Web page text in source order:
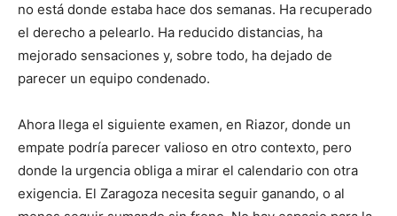
no está donde estaba hace dos semanas. Ha recuperado
el derecho a pelearlo. Ha reducido distancias, ha
mejorado sensaciones y, sobre todo, ha dejado de
parecer un equipo condenado.
Ahora llega el siguiente examen, en Riazor, donde un
empate podría parecer valioso en otro contexto, pero
donde la urgencia obliga a mirar el calendario con otra
exigencia. El Zaragoza necesita seguir ganando, o al